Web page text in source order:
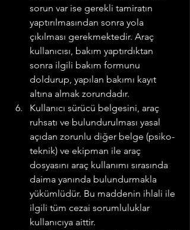
sorun var ise gerekli tamiratın
yaptırılmasından sonra yola
çıkılması gerekmektedir. Araç
kullanıcısı, bakım yaptırdıktan
sonra ilgili bakım formunu
doldurup, yapılan bakımı kayıt
altına almak zorundadır.
Kullanıcı sürücü belgesini, araç
ruhsatı ve bulundurulması yasal
açıdan zorunlu diğer belge (psiko-
teknik) ve ekipman ile araç
dosyasını araç kullanımı sırasında
daima yanında bulundurmakla
yükümlüdür. Bu maddenin ihlali ile
ilgili tüm cezai sorumluluklar
kullanıcıya aittir.